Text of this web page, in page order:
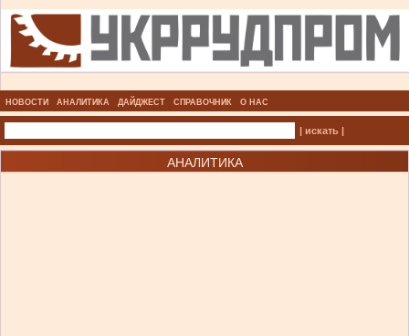
НОВОСТИ АНАЛИТИКА ДАЙДЖЕСТ СПРАВОЧНИК О НАС
| искать |
АНАЛИТИКА